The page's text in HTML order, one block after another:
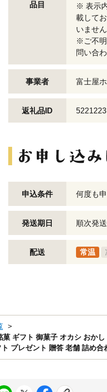
品目
※ 表示
載して
いませ
※ご不明
問い合
事業者 富士屋
返礼品ID 5221223
申込条件 何度も
発送期日 順次発送
配送 常温
ギフト 御菓子 オカシ おか
プレゼント 贈答 老舗 詰め合